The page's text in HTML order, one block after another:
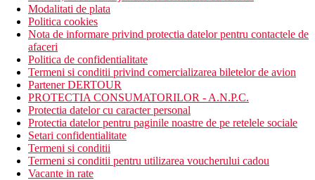
Modalitati de plata
Politica cookies
Nota de informare privind protectia datelor pentru contactele de
afaceri
Politica de confidentialitate
Termeni si conditii privind comercializarea biletelor de avion
Partener DERTOUR
PROTECTIA CONSUMATORILOR - A.N.P.C.
Protectia datelor cu caracter personal
Protectia datelor pentru paginile noastre de pe retelele sociale
Setari confidentialitate
Termeni si conditii
Termeni si conditii pentru utilizarea voucherului cadou
Vacante in rate